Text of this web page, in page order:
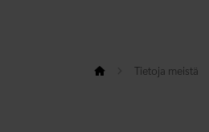
Tietoja meistä